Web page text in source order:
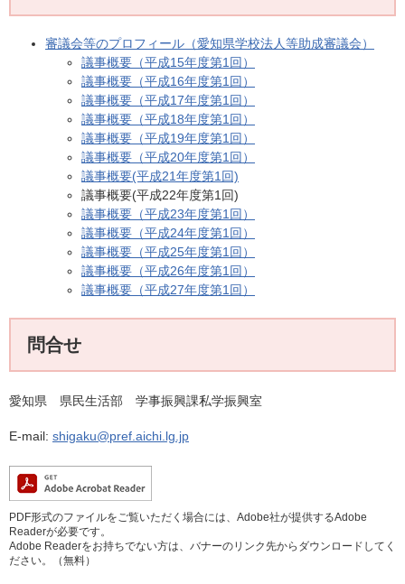
審議会等のプロフィール（愛知県学校法人等助成審議会）
議事概要（平成15年度第1回）
議事概要（平成16年度第1回）
議事概要（平成17年度第1回）
議事概要（平成18年度第1回）
議事概要（平成19年度第1回）
議事概要（平成20年度第1回）
議事概要(平成21年度第1回)
議事概要(平成22年度第1回)
議事概要（平成23年度第1回）
議事概要（平成24年度第1回）
議事概要（平成25年度第1回）
議事概要（平成26年度第1回）
議事概要（平成27年度第1回）
問合せ
愛知県 県民生活部 学事振興課私学振興室
E-mail: shigaku@pref.aichi.lg.jp
PDF形式のファイルをご覧いただく場合には、Adobe社が提供するAdobe
Readerが必要です。
Adobe Readerをお持ちでない方は、バナーのリンク先からダウンロードしてく
ださい。（無料）